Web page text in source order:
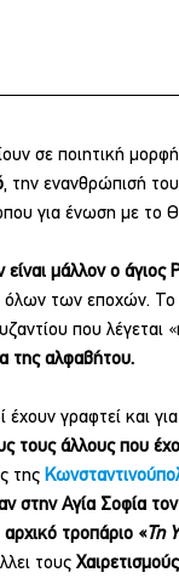
σε ποιητική
, την ενανθρώπισή
για ένωση με το
είναι μάλλον ο
των εποχών. Το
που λέγεται
της αλφαβήτου.
έχουν γραφτεί και
τους άλλους που
της
στην Αγία Σοφία
τροπάριο «Τη
τους